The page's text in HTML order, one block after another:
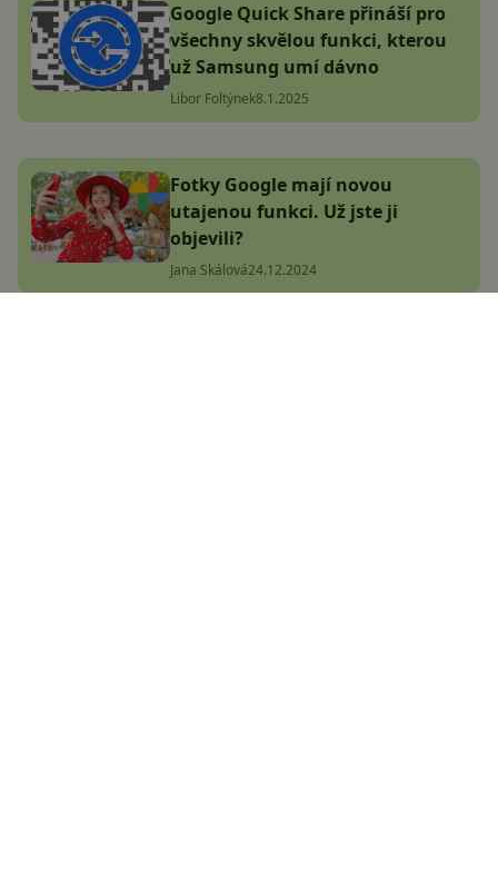
Google Quick Share přináší pro
všechny skvělou funkci, kterou
už Samsung umí dávno
Libor Foltýnek8.1.2025
Fotky Google mají novou
utajenou funkci. Už jste ji
objevili?
Jana Skálová24.12.2024